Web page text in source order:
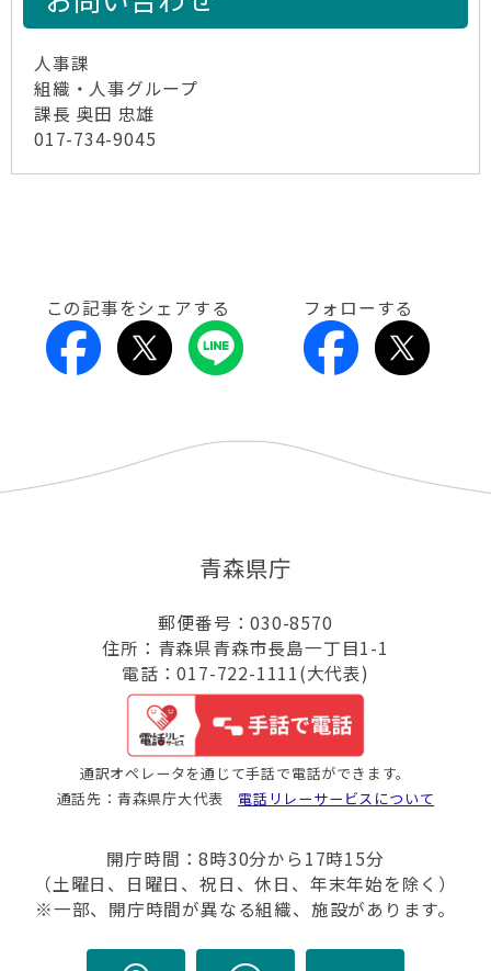
人事課
組織・人事グループ
課長 奥田 忠雄
017-734-9045
この記事をシェアする フォローする
青森県庁
郵便番号：030-8570
住所：青森県青森市長島一丁目1-1
電話：017-722-1111(大代表)
通訳オペレータを通じて手話で電話ができます。
通話先：青森県庁大代表 電話リレーサービスについて
開庁時間：8時30分から17時15分
（土曜日、日曜日、祝日、休日、年末年始を除く）
※一部、開庁時間が異なる組織、施設があります。